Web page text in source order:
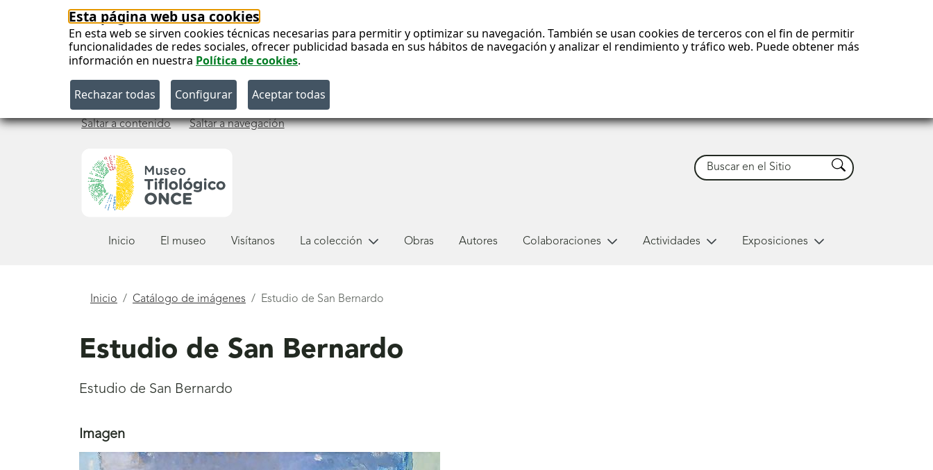
Esta página web usa cookies
En esta web se sirven cookies técnicas necesarias para permitir y optimizar su navegación. También se usan cookies de terceros con el fin de permitir
funcionalidades de redes sociales, ofrecer publicidad basada en sus hábitos de navegación y analizar el rendimiento y tráfico web. Puede obtener más
información en nuestra Política de cookies.
Saltar a contenido Saltar a navegación
Buscar Buscar
Inicio El museo Visítanos La colección Obras Autores Colaboraciones Actividades Exposiciones
Está
Inicio Catálogo de imágenes Estudio de San Bernardo
Estudio de San Bernardo
Estudio de San Bernardo
Imagen